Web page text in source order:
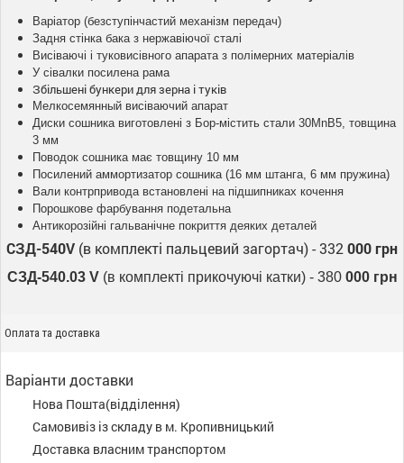
Варіатор (безступінчастий механізм передач)
Задня стінка бака з нержавіючої сталі
Висіваючі і туковисівного апарата з полімерних матеріалів
У сівалки посилена рама
Збільшені бункери для зерна і туків
Мелкосемянный висіваючий апарат
Диски сошника виготовлені з Бор-містить стали 30MnB5, товщина
3 мм
Поводок сошника має товщину 10 мм
Посилений аммортизатор сошника (16 мм штанга, 6 мм пружина)
Вали контрпривода встановлені на підшипниках кочення
Порошкове фарбування подетальна
Антикорозійні гальванічне покриття деяких деталей
СЗД-540V (в комплекті пальцевий загортач) - 332 000 грн
СЗД-540.03 V(в комплекті прикочуючі катки) - 380 000 грн
Оплата та доставка
Варіанти доставки
Нова Пошта(відділення)
Самовивіз із складу в м. Кропивницький
Доставка власним транспортом